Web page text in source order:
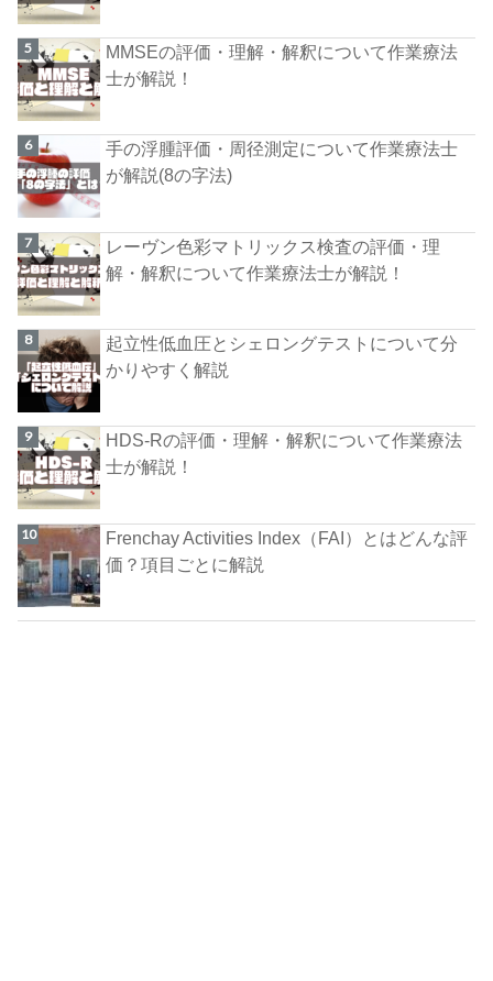
MMSEの評価・理解・解釈について作業療法
士が解説！
手の浮腫評価・周径測定について作業療法士
が解説(8の字法)
レーヴン色彩マトリックス検査の評価・理
解・解釈について作業療法士が解説！
起立性低血圧とシェロングテストについて分
かりやすく解説
HDS-Rの評価・理解・解釈について作業療法
士が解説！
Frenchay Activities Index（FAI）とはどんな評
価？項目ごとに解説